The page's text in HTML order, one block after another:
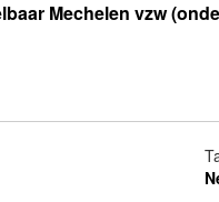
Mechelen vzw